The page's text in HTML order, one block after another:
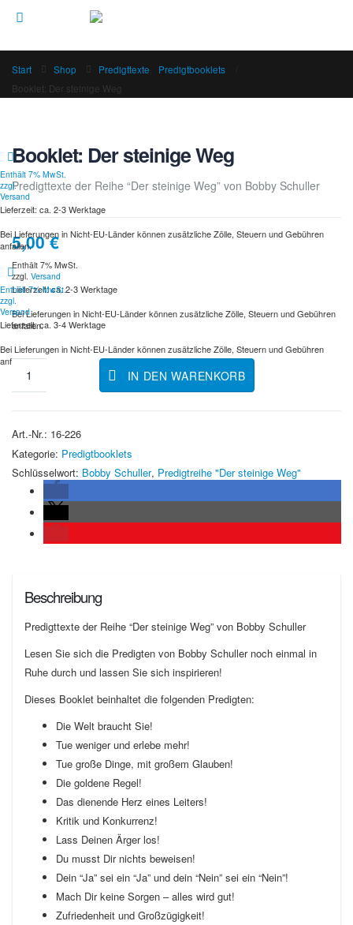
Start Shop Predigttexte
Predigtbooklets
Booklet: Der steinige Weg
Booklet: Der steinige Weg
Enthält 7% MwSt.
zzgl.
Versand
Lieferzeit: ca. 2-3 Werktage
Bei Lieferungen in Nicht-EU-Länder können zusätzliche Zölle, Steuern und Gebühren
anfallen.
Enthält 7% MwSt.
zzgl.
Versand
Lieferzeit: ca. 3-4 Werktage
Bei Lieferungen in Nicht-EU-Länder können zusätzliche Zölle, Steuern und Gebühren
anfallen.
Predigttexte der Reihe “Der steinige Weg” von Bobby Schuller
5,00€
Enthält 7% MwSt.
zzgl. Versand
Lieferzeit: ca. 2-3 Werktage
Bei Lieferungen in Nicht-EU-Länder können zusätzliche Zölle, Steuern und Gebühren
anfallen.
IN DEN WARENKORB
Art.-Nr.: 16-226
Kategorie: Predigtbooklets
Schlüsselwort: Bobby Schuller, Predigtreihe "Der steinige Weg"
Beschreibung
Predigttexte der Reihe “Der steinige Weg” von Bobby Schuller
Lesen Sie sich die Predigten von Bobby Schuller noch einmal in
Ruhe durch und lassen Sie sich inspirieren!
Dieses Booklet beinhaltet die folgenden Predigten:
Die Welt braucht Sie!
Tue weniger und erlebe mehr!
Tue große Dinge, mit großem Glauben!
Die goldene Regel!
Das dienende Herz eines Leiters!
Kritik und Konkurrenz!
Lass Deinen Ärger los!
Du musst Dir nichts beweisen!
Dein “Ja” sei ein “Ja” und dein “Nein” sei ein “Nein”!
Mach Dir keine Sorgen – alles wird gut!
Zufriedenheit und Großzügigkeit!